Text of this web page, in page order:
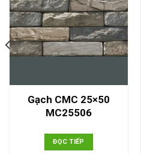
Gạch CMC 25×50
MC25506
ĐỌC TIẾP